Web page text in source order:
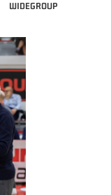
WIDEGROUP